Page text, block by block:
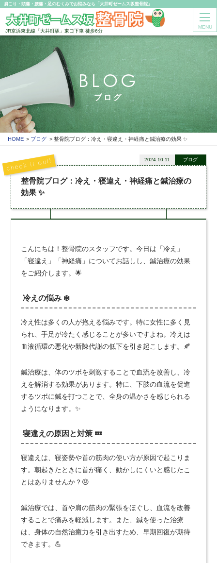
肩こり・頭痛・腰痛・足のむくみでお悩みなら「大井町ゼームス坂整骨院」
JR京浜東北線「大井町駅」東口下車 徒歩6分
MENU
BLOG
ブログ
HOME ブログ 整骨院ブログ：冷え・寝違え・神経痛と鍼治療の効果 ✨
整骨院ブログ：冷え・寝違え・神経痛と鍼治療の
効果 ✨
2024.10.11 ブログ
こんにちは！整骨院のスタッフです。今日は「冷え」
「寝違え」「神経痛」についてお話しし、鍼治療の効果
をご紹介します。🌟
冷えの悩み ❄️
冷え性は多くの人が抱える悩みです。特に女性に多く見
られ、手足が冷たく感じることが多いですよね。冷えは
血液循環の悪化や新陳代謝の低下を引き起こします。🍂
鍼治療は、体のツボを刺激することで血流を改善し、冷
えを解消する効果があります。特に、下肢の血流を促進
するツボに鍼を打つことで、全身の温かさを感じられる
ようになります。✨
寝違えの原因と対策 💤
寝違えは、寝姿勢や首の筋肉の使い方が原因で起こりま
す。朝起きたときに首が痛く、動かしにくいと感じたこ
とはありませんか？😣
鍼治療では、首や肩の筋肉の緊張をほぐし、血流を改善
することで痛みを軽減します。また、鍼を使った治療
は、身体の自然治癒力を引き出すため、早期回復が期待
できます。💪